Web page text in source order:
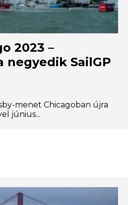
2023 –
negyedik SailGP
menet Chicagoban újra
június...